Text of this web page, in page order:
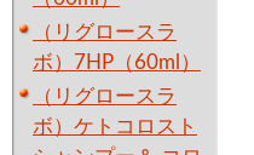
（リグロースラ
ボ）7HP（60ml）
（リグロースラ
ボ）ケトコロスト